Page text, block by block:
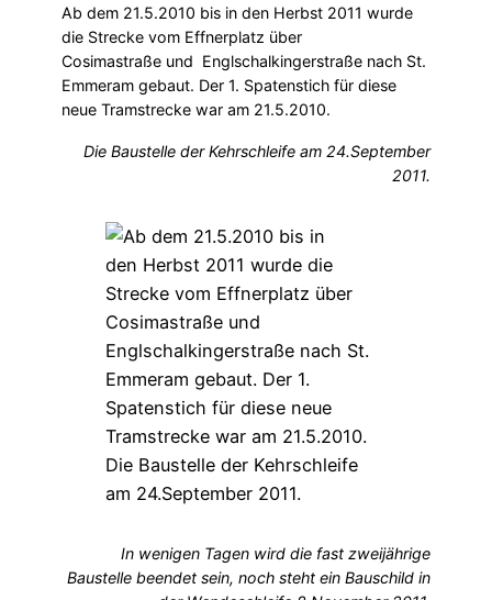
Ab dem 21.5.2010 bis in den Herbst 2011 wurde
die Strecke vom Effnerplatz über
Cosimastraße und Englschalkingerstraße nach St.
Emmeram gebaut. Der 1. Spatenstich für diese
neue Tramstrecke war am 21.5.2010.
Die Baustelle der Kehrschleife am 24.September
2011.
In wenigen Tagen wird die fast zweijährige
Baustelle beendet sein, noch steht ein Bauschild in